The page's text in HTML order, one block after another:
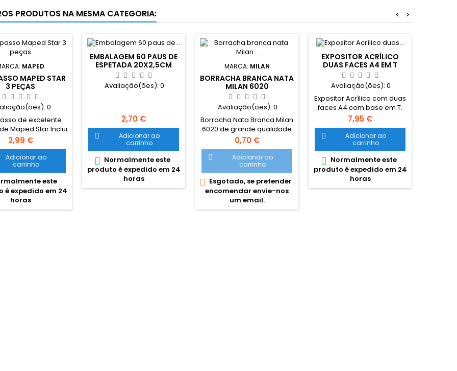
PRODUTOS NA MESMA CATEGORIA: >
<
MAPED
MAPED STAR
3 PEÇAS
0
de excelente
Maped Star Inclui
compasso,
e estojo com
de substituição.
Preço
2,99 €
Adicionar ao
carrinho
este
é expedido em 24
horas
EMBALAGEM 60 PAUS DE
ESPETADA 20X2,5CM
NATURAL MEYCO
Avaliação(ões): 0
Preço
2,70 €

Adicionar ao
carrinho
 Normalmente este
produto é expedido em 24
horas
MARCA: MILAN
BORRACHA BRANCA NATA
MILAN 6020
Avaliação(ões): 0
Borracha Nata Branca Milan
6020 de grande qualidade
a baixo custo. Medidas:
61mmx21mmx11mm
Borracha branca de
plástico mole, versátil, não
abrasiva. Adequada para
apagar traços de lápis em
múltiplas superfícies sem
danificar. As clássicas
borrachas da qualidade a
Preço
0,70 €

Adicionar ao
carrinho
 Esgotado, se pretender
encomendar envie-nos
um email.
EXPOSITOR ACRÍLICO
DUAS FACES A4 EM T
Avaliação(ões): 0
Expositor Acrílico com duas
faces A4 com base em T.
Porta folhetos para folhas
de tamanho A4.
Preço
7,95 €

Adicionar ao
carrinho
 Normalmente este
produto é expedido em 24
horas